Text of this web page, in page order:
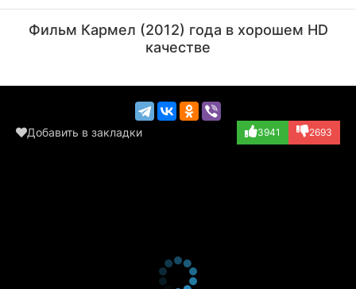
(Everly Campbell)
(Mr. Weathers)
Фильм Кармел (2012) года в хорошем HD
качестве
Добавить в закладки 3941 2693